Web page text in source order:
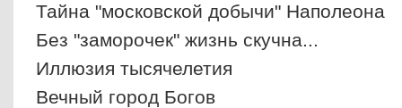
Тайна "московской добычи" Наполеона
Без "заморочек" жизнь скучна...
Иллюзия тысячелетия
Вечный город Богов